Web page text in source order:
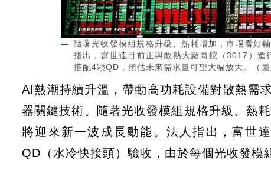
隨著光收發模組規格升級、熱耗增加，市場看好
指出，富世達目前正與散熱大廠奇鋐（3017）
搭配4顆QD，預估未來需求量可望大幅放大。（圖
AI熱潮持續升溫，帶動高功耗設備對散熱需
器關鍵技術。隨著光收發模組規格升級、熱
將迎來新一波成長動能。法人指出，富世
QD（水冷快接頭）驗收，由於每個光收發模